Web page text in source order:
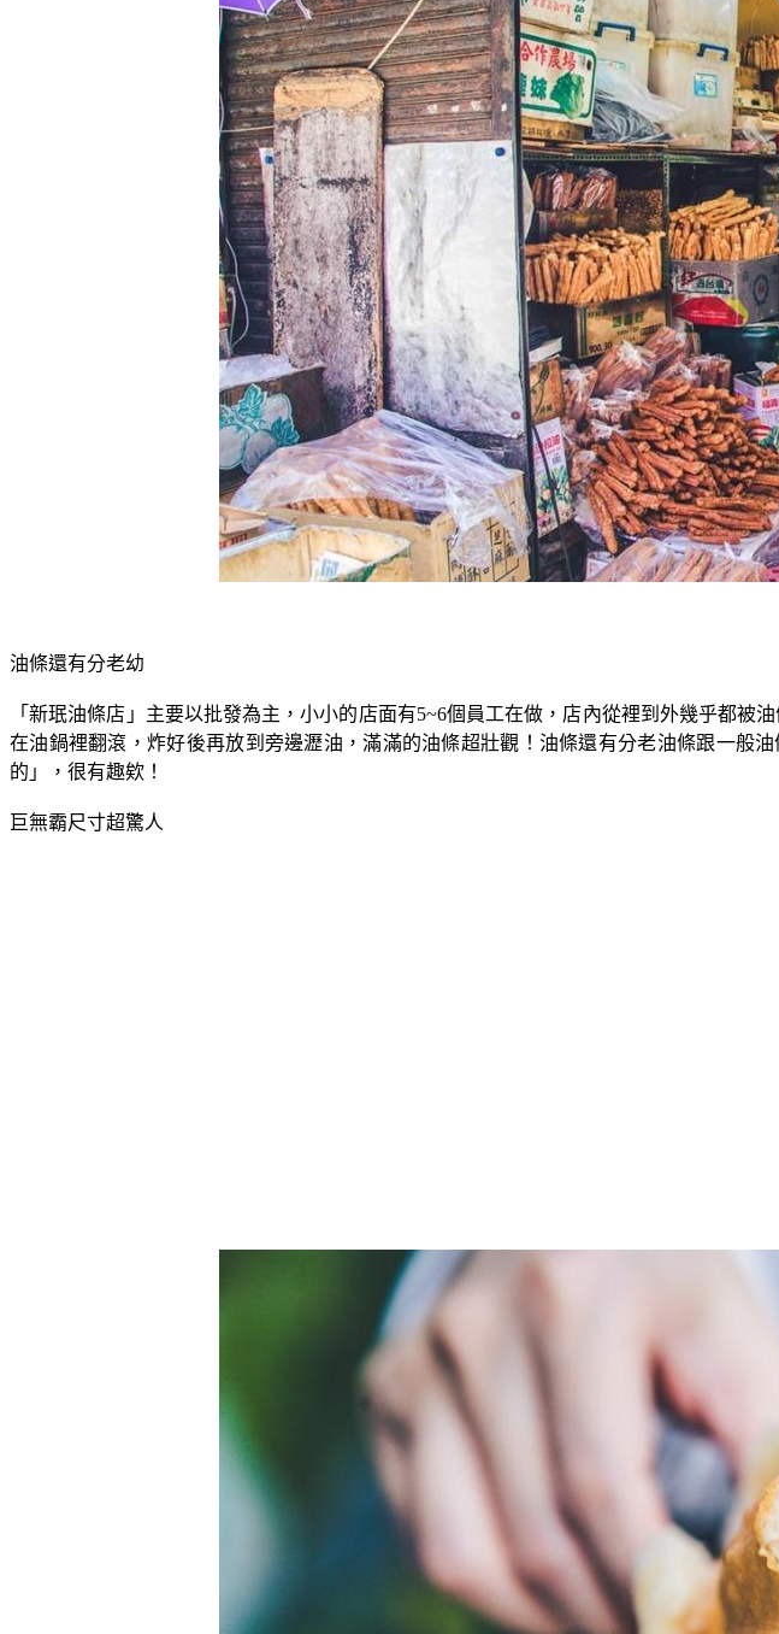
油條還有分老幼
「新珉油條店」主要以批發為主，小小的店面有5~6個員工在做，店內從裡到外幾乎都
在油鍋裡翻滾，炸好後再放到旁邊瀝油，滿滿的油條超壯觀！油條還有分老油條跟一般
的」，很有趣欸！
巨無霸尺寸超驚人